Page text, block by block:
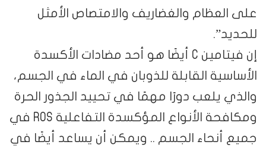
على العظام والغضاريف والامتصاص الأمثل
للحديد”.
إن فيتامين C أيضًا هو أحد مضادات الأكسدة
الأساسية القابلة للذوبان في الماء في الجسم،
والذي يلعب دورًا مهمًا في تحييد الجذور الحرة
ومكافحة الأنواع المؤكسدة التفاعلية ROS في
جميع أنحاء الجسم .. ويمكن أن يساعد أيضًا في